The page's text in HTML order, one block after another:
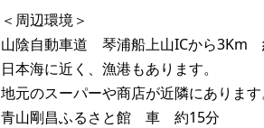
＜周辺環境＞
山陰自動車道 琴浦船上山ICから3Km
日本海に近く、漁港もあります。
地元のスーパーや商店が近隣にありま
青山剛昌ふるさと館 車 約15分